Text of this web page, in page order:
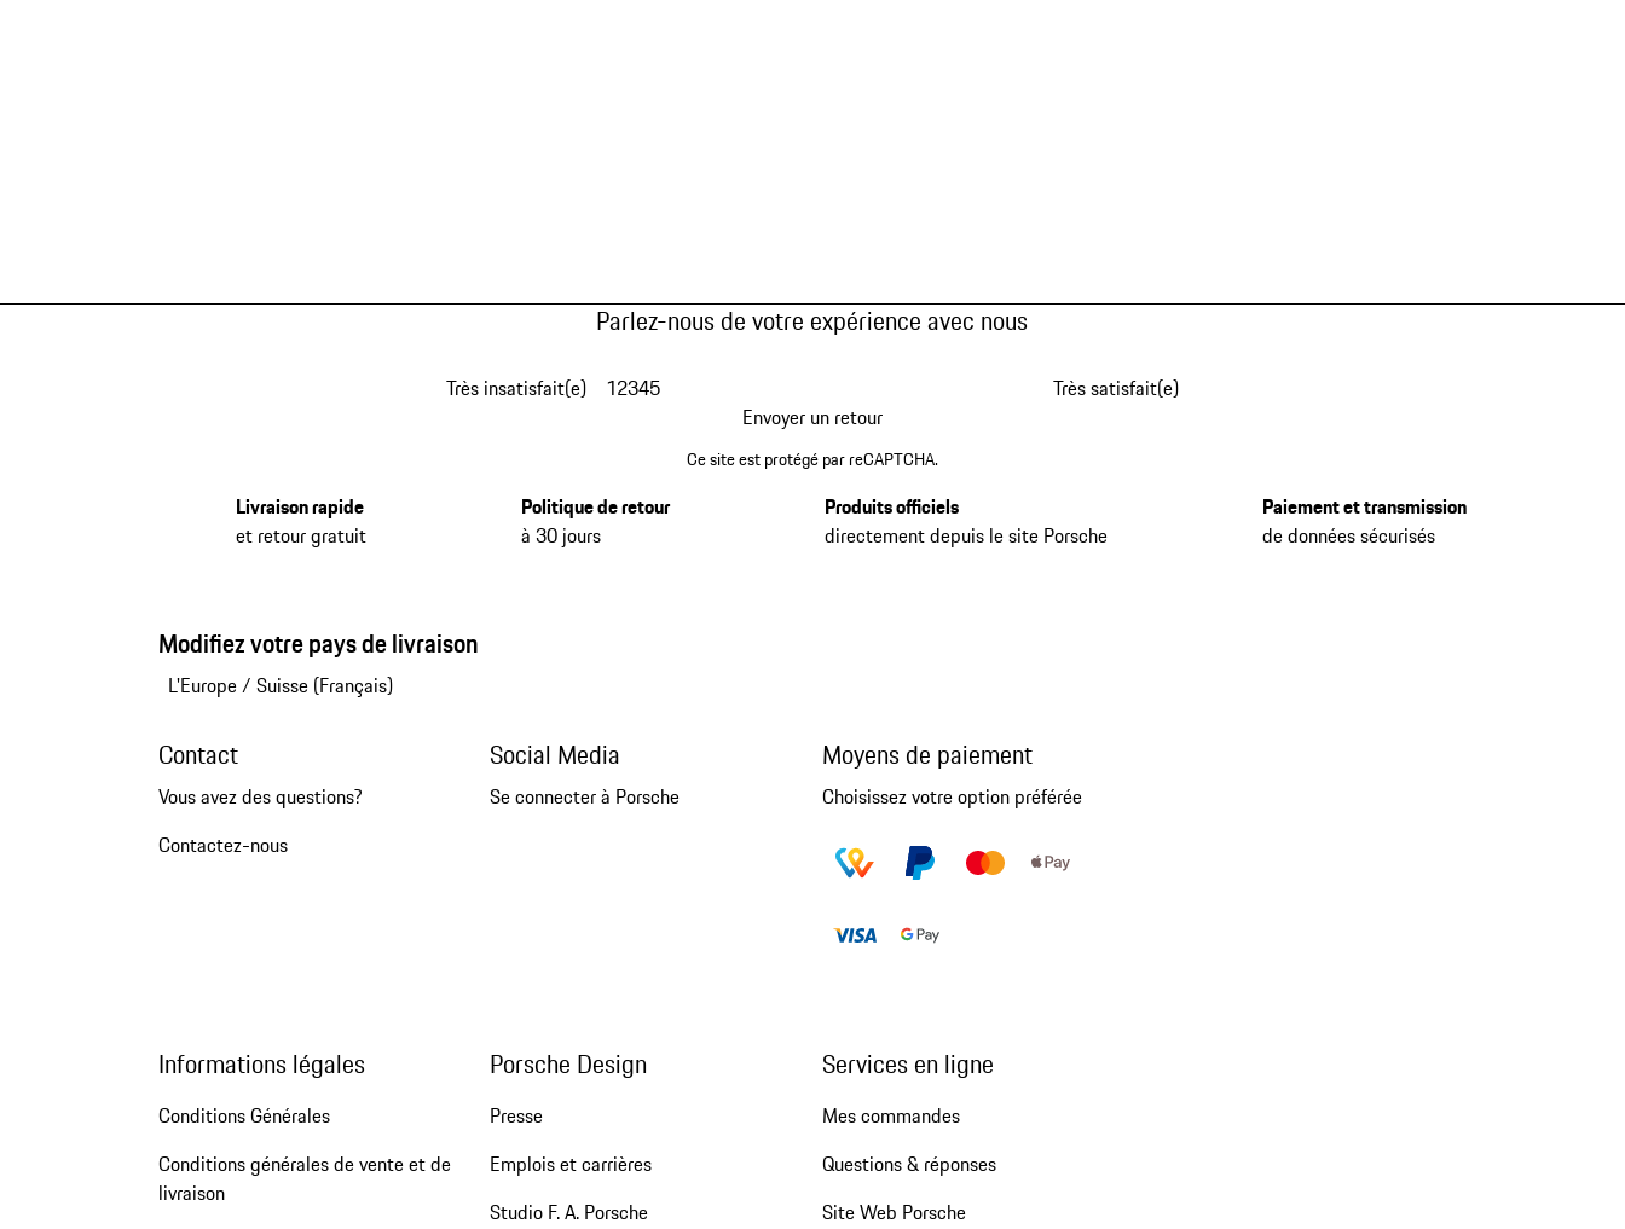
Parlez-nous de votre expérience avec nous
Très insatisfait(e) 12345
Très satisfait(e)
Envoyer un retour
Ce site est protégé par reCAPTCHA.
Livraison rapide
et retour gratuit
Politique de retour
à 30 jours
Produits officiels
directement depuis le site Porsche
Paiement et transmission
de données sécurisés
Modifiez votre pays de livraison
L'Europe/ Suisse (Français)
Contact
Vous avez des questions?
Contactez-nous
Social Media
Se connecter à Porsche
Moyens de paiement
Choisissez votre option préférée
Informations légales
Conditions Générales
Conditions générales de vente et de
livraison
Porsche Design
Presse
Emplois et carrières
Studio F. A. Porsche
Services en ligne
Mes commandes
Questions & réponses
Site Web Porsche